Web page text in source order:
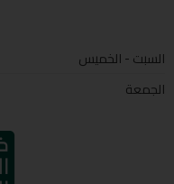
السبت - الخميس
الجمعة